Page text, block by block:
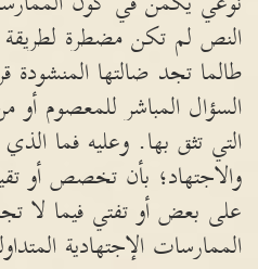
النص لم تكن مضطرة لطريقة
طالما تجد ضالتها المنشودة
السؤال المباشر للمعصوم أو
التي تثق بها. وعليه فما
والاجتهاد؛ بأن تخصص أو
على بعض أو تفتي فيما لا
الممارسات الإجتهادية